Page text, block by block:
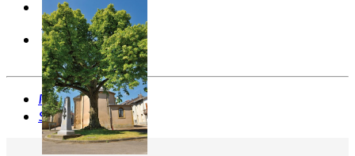
Précédent
Suivant